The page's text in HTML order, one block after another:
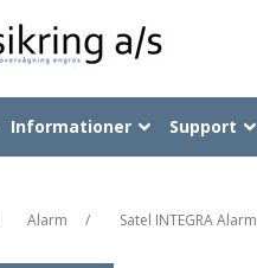
Informationer Support
Alarm / Satel INTEGRA Alarm